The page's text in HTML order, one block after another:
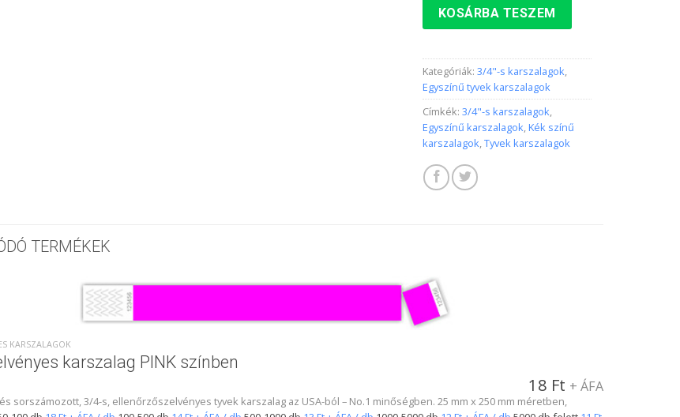
KOSÁRBA TESZEM
Kategóriák: 3/4"-s karszalagok
Egyszínű tyvek karszalagok
Címkék: 3/4"-s karszalagok
Egyszínű karszalagok Kék színű
karszalagok Tyvek karszalagok
TERMÉKEK
KARSZALAGOK
karszalag PINK színben
18 Ft + ÁFA
sorszámozott, 3/4-s, ellenőrzőszelvényes tyvek karszalag az USA-ból – No.1 minőségben. 25 mm x 250 mm méretben,